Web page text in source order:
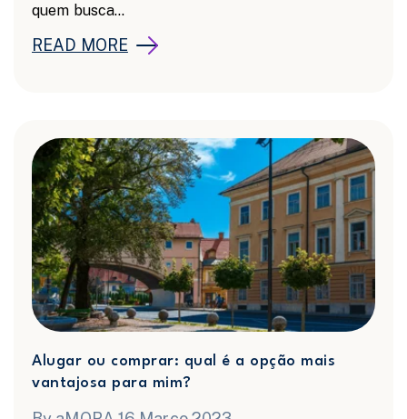
quem busca...
READ MORE
Alugar ou comprar: qual é a opção mais
vantajosa para mim?